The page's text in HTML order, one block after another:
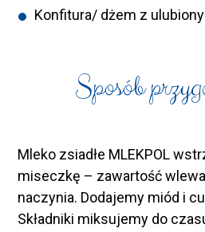
Konfitura/ dżem z
Sposób
Mleko zsiadłe MLEKPOL
miseczkę – zawartość
naczynia. Dodajemy miód i
Składniki miksujemy do